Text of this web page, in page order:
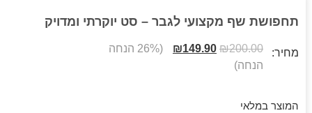
תחפושת שף מקצועי לגבר – סט יוקרתי ומדויק
מחיר: ₪200.00
₪149.90
(26% הנחה
הנחה)
המוצר במלאי